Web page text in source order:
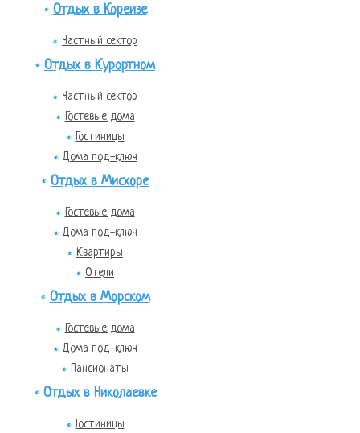
Отдых в Кореизе
Частный сектор
Отдых в Курортном
Частный сектор
Гостевые дома
Гостиницы
Дома под-ключ
Отдых в Мисхоре
Гостевые дома
Дома под-ключ
Квартиры
Отели
Отдых в Морском
Гостевые дома
Дома под-ключ
Пансионаты
Отдых в Николаевке
Гостиницы